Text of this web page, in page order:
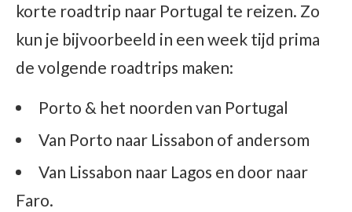
korte roadtrip naar Portugal te reizen. Zo
kun je bijvoorbeeld in een week tijd prima
de volgende roadtrips maken:
Porto & het noorden van Portugal
Van Porto naar Lissabon of andersom
Van Lissabon naar Lagos en door naar
Faro.